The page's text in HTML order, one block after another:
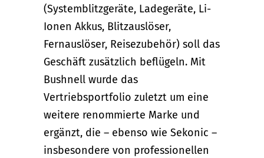
(Systemblitzgeräte, Ladegeräte, Li-
Ionen Akkus, Blitzauslöser,
Fernauslöser, Reisezubehör) soll das
Geschäft zusätzlich beflügeln. Mit
Bushnell wurde das
Vertriebsportfolio zuletzt um eine
weitere renommierte Marke und
ergänzt, die – ebenso wie Sekonic –
insbesondere von professionellen